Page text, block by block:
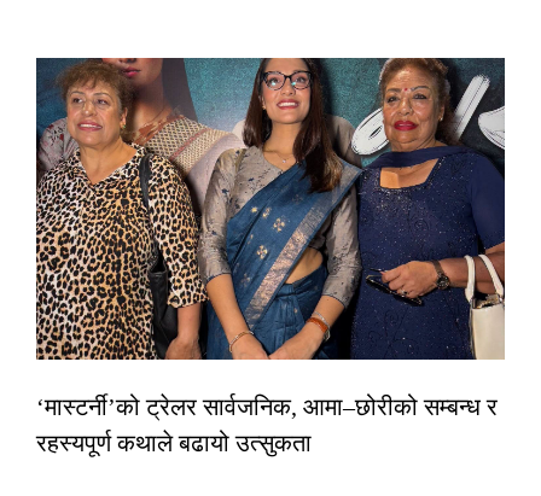
‘मास्टर्नी’को ट्रेलर सार्वजनिक, आमा–छोरीको सम्बन्ध र
रहस्यपूर्ण कथाले बढायो उत्सुकता